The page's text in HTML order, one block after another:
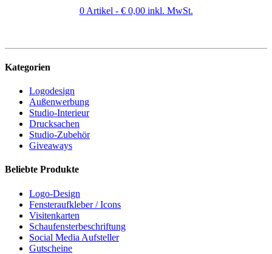
0 Artikel - €0,00inkl. MwSt.
Kategorien
Logodesign
Außenwerbung
Studio-Interieur
Drucksachen
Studio-Zubehör
Giveaways
Beliebte Produkte
Logo-Design
Fensteraufkleber / Icons
Visitenkarten
Schaufensterbeschriftung
Social Media Aufsteller
Gutscheine